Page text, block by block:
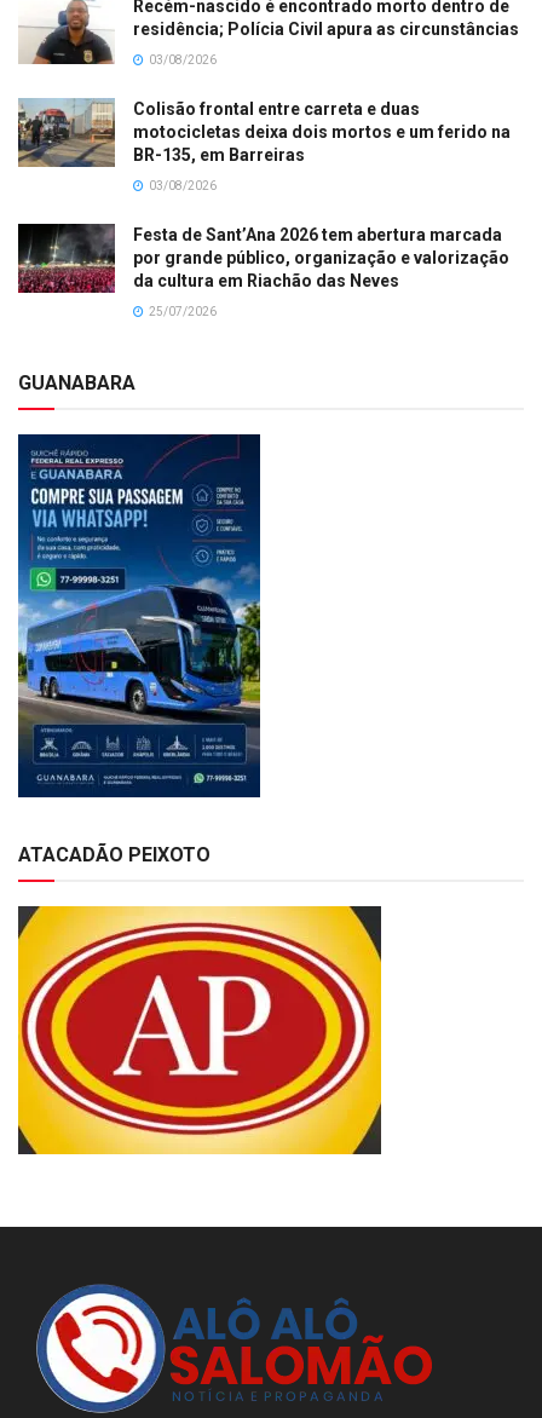
Recém-nascido é encontrado morto dentro de
residência; Polícia Civil apura as circunstâncias
03/08/2026
Colisão frontal entre carreta e duas
motocicletas deixa dois mortos e um ferido na
BR-135, em Barreiras
03/08/2026
Festa de Sant’Ana 2026 tem abertura marcada
por grande público, organização e valorização
da cultura em Riachão das Neves
25/07/2026
GUANABARA
ATACADÃO PEIXOTO